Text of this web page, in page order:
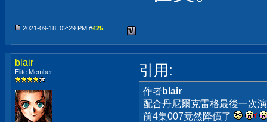
2021-09-18, 02:29 PM #425
blair
Elite Member 引用:
作者blair
配合丹尼爾克雷格最後一次
前4集007竟然降價了